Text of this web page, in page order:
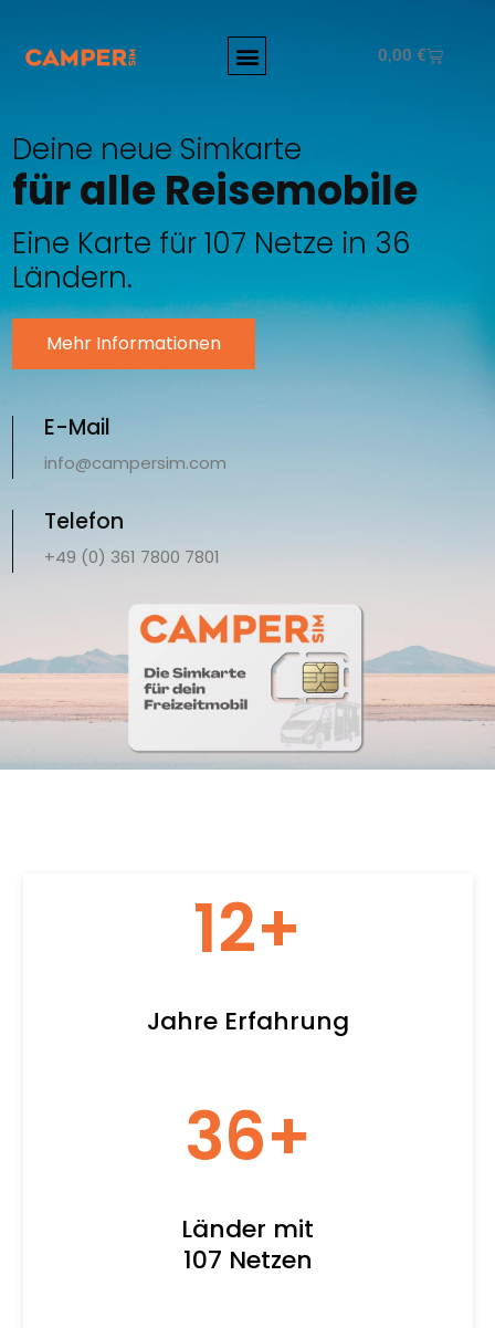
0,00 €
Deine neue Simkarte
für alleReisemobile
Eine Karte für 107 Netze in 36
Ländern.
Mehr Informationen
E-Mail
info@campersim.com
Telefon
+49 (0) 361 7800 7801
12+
Jahre Erfahrung
36+
Länder mit
107 Netzen